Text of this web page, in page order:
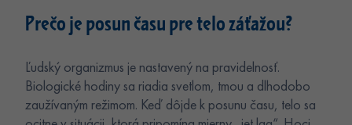
Prečo je posun času pre telo záťažou?
Ľudský organizmus je nastavený na pravidelnosť.
Biologické hodiny sa riadia svetlom, tmou a dlhodobo
zaužívaným režimom. Keď dôjde k posunu času, telo sa